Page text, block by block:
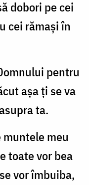
dobori pe cei
cei rămaşi în
pentru
aşa ţi se va
ta.
meu
toate vor bea
vor îmbuiba,